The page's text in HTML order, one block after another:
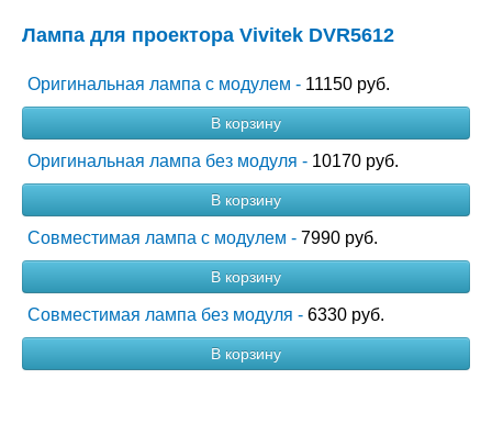
Лампа для проектора Vivitek DVR5612
Оригинальная лампа с модулем - 11150 руб.
В корзину
Оригинальная лампа без модуля - 10170 руб.
В корзину
Совместимая лампа с модулем - 7990 руб.
В корзину
Совместимая лампа без модуля - 6330 руб.
В корзину